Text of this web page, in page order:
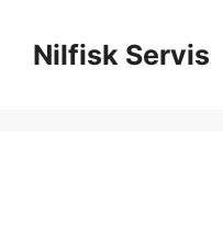
Nilfisk Servis